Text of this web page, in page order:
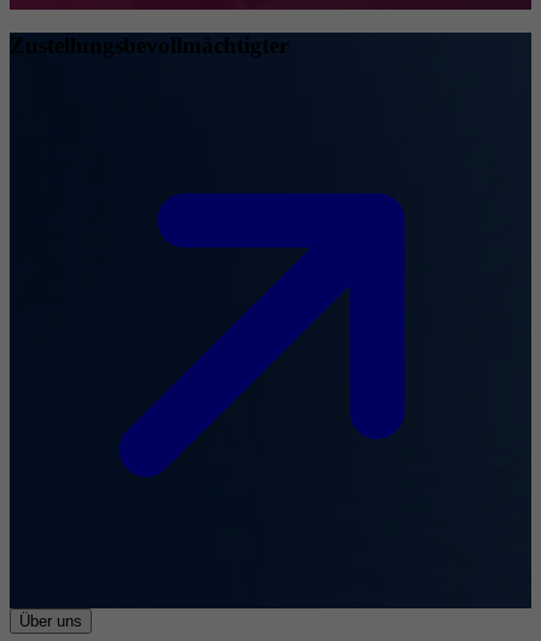
Zustellungsbevollmächtigter
Über uns